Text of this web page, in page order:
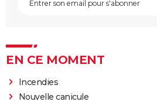
EN CE MOMENT
Incendies
Nouvelle canicule